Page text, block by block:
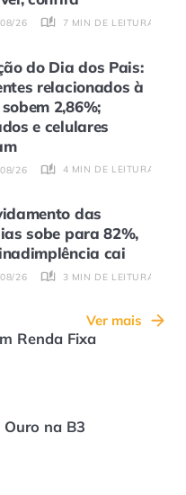
26 7 MIN DE LEITURA
do Dia dos Pais:
relacionados à
2,86%;
e celulares
26 4 MIN DE LEITURA
das
sobe para 82%,
cai
26 3 MIN DE LEITURA
Ver mais
Renda Fixa
na B3